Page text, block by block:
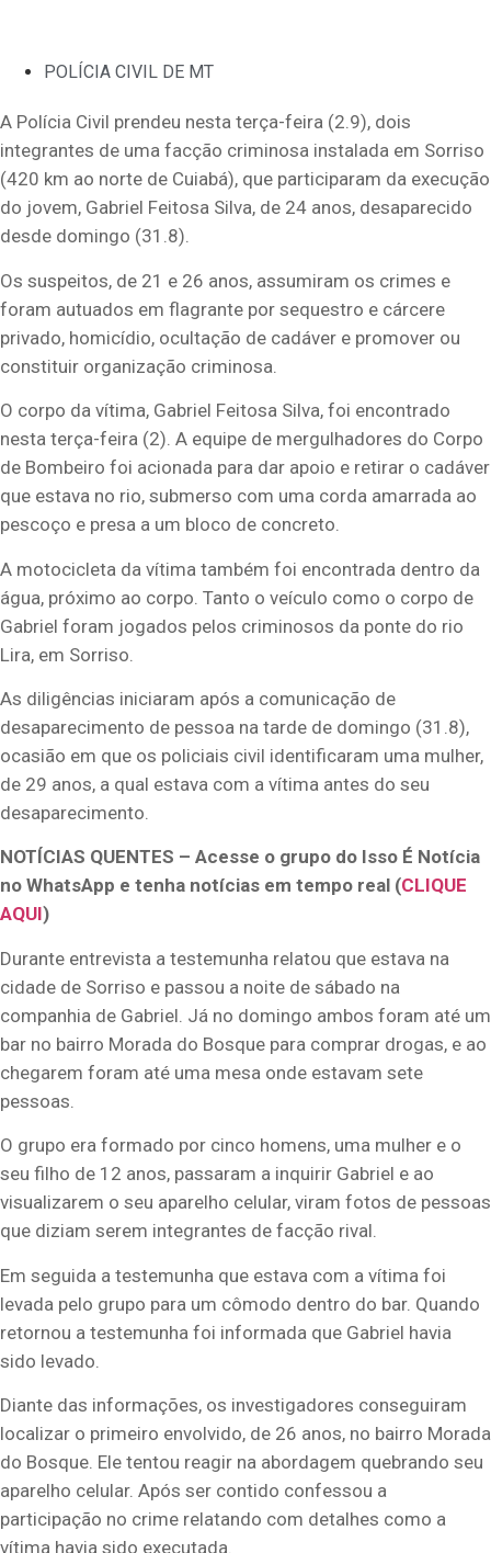
POLÍCIA CIVIL DE MT
A Polícia Civil prendeu nesta terça-feira (2.9), dois
integrantes de uma facção criminosa instalada em Sorriso
(420 km ao norte de Cuiabá), que participaram da execução
do jovem, Gabriel Feitosa Silva, de 24 anos, desaparecido
desde domingo (31.8).
Os suspeitos, de 21 e 26 anos, assumiram os crimes e
foram autuados em flagrante por sequestro e cárcere
privado, homicídio, ocultação de cadáver e promover ou
constituir organização criminosa.
O corpo da vítima, Gabriel Feitosa Silva, foi encontrado
nesta terça-feira (2). A equipe de mergulhadores do Corpo
de Bombeiro foi acionada para dar apoio e retirar o cadáver
que estava no rio, submerso com uma corda amarrada ao
pescoço e presa a um bloco de concreto.
A motocicleta da vítima também foi encontrada dentro da
água, próximo ao corpo. Tanto o veículo como o corpo de
Gabriel foram jogados pelos criminosos da ponte do rio
Lira, em Sorriso.
As diligências iniciaram após a comunicação de
desaparecimento de pessoa na tarde de domingo (31.8),
ocasião em que os policiais civil identificaram uma mulher,
de 29 anos, a qual estava com a vítima antes do seu
desaparecimento.
NOTÍCIAS QUENTES – Acesse o grupo do Isso É Notícia
no WhatsApp e tenha notícias em tempo real (CLIQUE
AQUI)
Durante entrevista a testemunha relatou que estava na
cidade de Sorriso e passou a noite de sábado na
companhia de Gabriel. Já no domingo ambos foram até um
bar no bairro Morada do Bosque para comprar drogas, e ao
chegarem foram até uma mesa onde estavam sete
pessoas.
O grupo era formado por cinco homens, uma mulher e o
seu filho de 12 anos, passaram a inquirir Gabriel e ao
visualizarem o seu aparelho celular, viram fotos de pessoas
que diziam serem integrantes de facção rival.
Em seguida a testemunha que estava com a vítima foi
levada pelo grupo para um cômodo dentro do bar. Quando
retornou a testemunha foi informada que Gabriel havia
sido levado.
Diante das informações, os investigadores conseguiram
localizar o primeiro envolvido, de 26 anos, no bairro Morada
do Bosque. Ele tentou reagir na abordagem quebrando seu
aparelho celular. Após ser contido confessou a
participação no crime relatando com detalhes como a
vítima havia sido executada.